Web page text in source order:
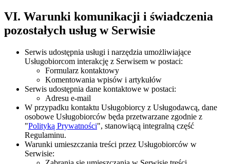
VI. Warunki komunikacji i świadczenia
pozostałych usług w Serwisie
Serwis udostępnia usługi i narzędzia umożliwiające
Usługobiorcom interakcję z Serwisem w postaci:
Formularz kontaktowy
Komentowania wpisów i artykułów
Serwis udostępnia dane kontaktowe w postaci:
Adresu e-mail
W przypadku kontaktu Usługobiorcy z Usługodawcą, dane
osobowe Usługobiorców będa przetwarzane zgodnie z
"Polityką Prywatności", stanowiącą integralną część
Regulaminu.
Warunki umieszczania treści przez Usługobiorców w
Serwisie: